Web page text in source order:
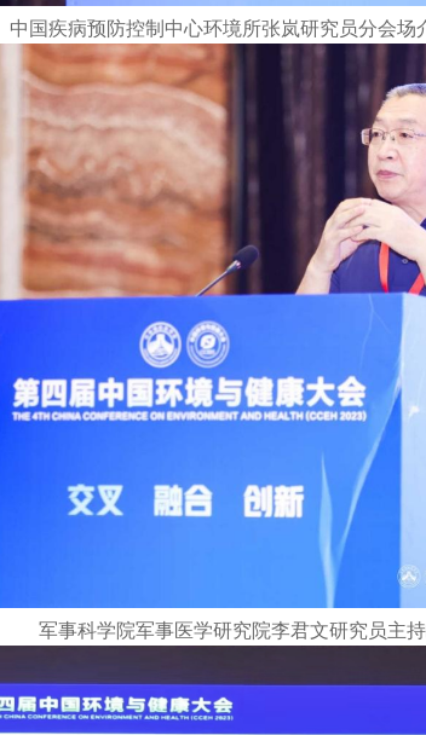
中国疾病预防控制中心环境所张岚研究员分会场
军事科学院军事医学研究院李君文研究员主